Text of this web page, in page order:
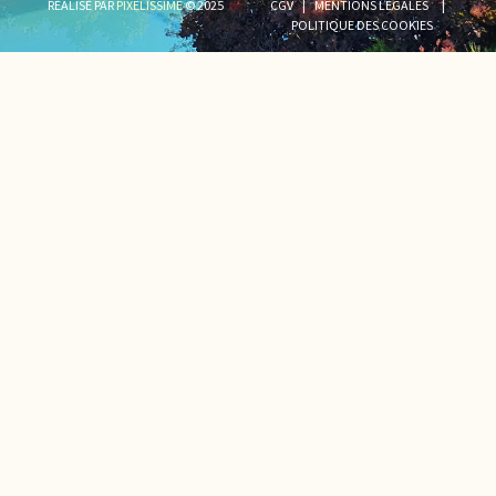
RÉALISÉ PAR PIXELISSIME© 2025 CGV|MENTIONS LÉGALES|
POLITIQUE DES COOKIES